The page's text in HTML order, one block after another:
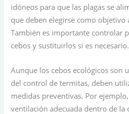
idóneos para que las plagas se
que deben elegirse como objetivo
También es importante controlar
cebos y sustituirlos si es necesario.
Aunque los cebos ecológicos son
del control de termitas, deben
medidas preventivas. Por
ventilación adecuada dentro de la